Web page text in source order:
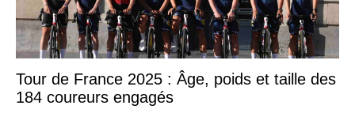
Tour de France 2025 : Âge, poids et taille des
184 coureurs engagés